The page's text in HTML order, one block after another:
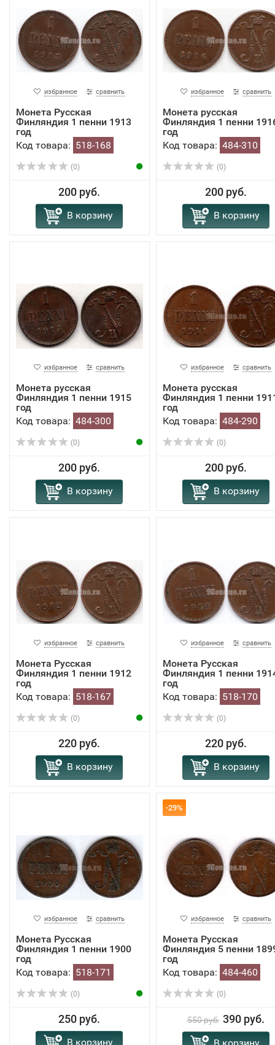
избранное сравнить
Монета Русская
Финляндия 1 пенни 1913
год
Код товара: 518-168
(0)
200 руб.
В корзину
избранное сравнить
Монета русская
Финляндия 1 пенни
год
Код товара: 484-310
(0)
200 руб.
В корзину
избранное сравнить
Монета русская
Финляндия 1 пенни 1915
год
Код товара: 484-300
(0)
200 руб.
В корзину
избранное сравнить
Монета русская
Финляндия 1 пенни
год
Код товара: 484-290
(0)
200 руб.
В корзину
избранное сравнить
Монета Русская
Финляндия 1 пенни 1912
год
Код товара: 518-167
(0)
220 руб.
В корзину
избранное сравнить
Монета Русская
Финляндия 1 пенни
год
Код товара: 518-170
(0)
220 руб.
В корзину
избранное сравнить
Монета Русская
Финляндия 1 пенни 1900
год
Код товара: 518-171
(0)
250 руб.
В корзину
-29%
избранное сравнить
Монета Русская
Финляндия 5 пенни
год
Код товара: 484-460
(0)
550 руб. 390 руб.